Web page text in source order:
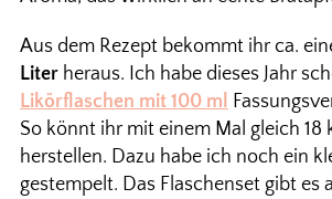
Aus dem Rezept bekommt ihr ca.
Literheraus. Ich habe dieses Jahr
Likörflaschen mit 100 ml
So könnt ihr mit einem Mal gleich 18
herstellen. Dazu habe ich noch ein
gestempelt. Das Flaschenset gibt es